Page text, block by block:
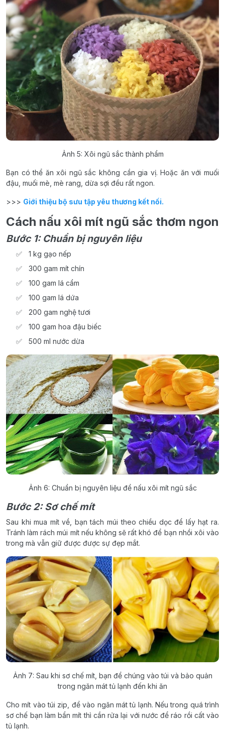
Ảnh 5: Xôi ngũ sắc thành phẩm
Bạn có thể ăn xôi ngũ sắc không cần gia vị. Hoặc ăn với muối
đậu, muối mè, mè rang, dừa sợi đều rất ngon.
>>> Giới thiệu bộ sưu tập yêu thương kết nối.
Cách nấu xôi mít ngũ sắc thơm ngon
Bước 1: Chuẩn bị nguyên liệu
1 kg gạo nếp
300 gam mít chín
100 gam lá cẩm
100 gam lá dứa
200 gam nghệ tươi
100 gam hoa đậu biếc
500 ml nước dừa
Ảnh 6: Chuẩn bị nguyên liệu để nấu xôi mít ngũ sắc
Bước 2: Sơ chế mít
Sau khi mua mít về, bạn tách múi theo chiều dọc để lấy hạt ra.
Tránh làm rách múi mít nếu không sẽ rất khó để bạn nhồi xôi vào
trong mà vẫn giữ được được sự đẹp mắt.
Ảnh 7: Sau khi sơ chế mít, bạn để chúng vào túi và bảo quản
trong ngăn mát tủ lạnh đến khi ăn
Cho mít vào túi zip, để vào ngăn mát tủ lạnh. Nếu trong quá trình
sơ chế bạn làm bẩn mít thì cần rửa lại với nước để ráo rồi cất vào
tủ lạnh.